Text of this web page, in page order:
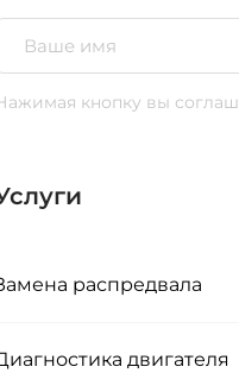
кнопку вы
распредвала
двигателя